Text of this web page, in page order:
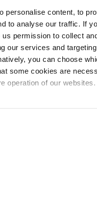
personalise content, to
to analyse our traffic. If
permission to collect
our services and targeting
you can choose
some cookies are
operation of our websites.
liittyvän
”Pöydät olivat
jäi pöydällä
haasteet olivat
siitä serverillä olikin
myös
puolella ei
oli erityisen
pelasi hyvin
lahjakasta
yhteispeli oli
tasolla ja se